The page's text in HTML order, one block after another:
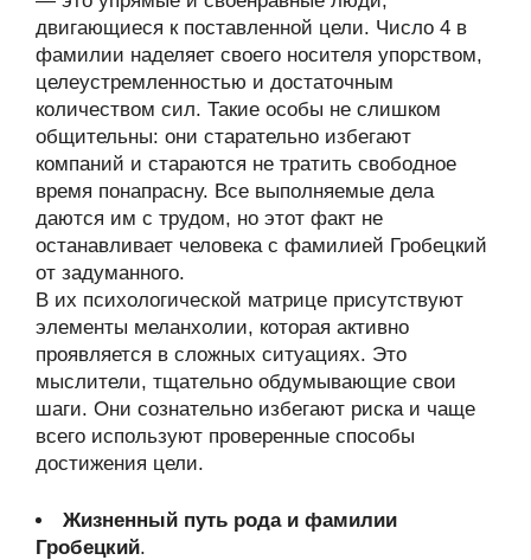
двигающиеся к поставленной цели. Число 4 в
фамилии наделяет своего носителя упорством,
целеустремленностью и достаточным
количеством сил. Такие особы не слишком
общительны: они старательно избегают
компаний и стараются не тратить свободное
время понапрасну. Все выполняемые дела
даются им с трудом, но этот факт не
останавливает человека с фамилией Гробецкий
от задуманного.
В их психологической матрице присутствуют
элементы меланхолии, которая активно
проявляется в сложных ситуациях. Это
мыслители, тщательно обдумывающие свои
шаги. Они сознательно избегают риска и чаще
всего используют проверенные способы
достижения цели.
Жизненный путь рода и фамилии
Гробецкий.